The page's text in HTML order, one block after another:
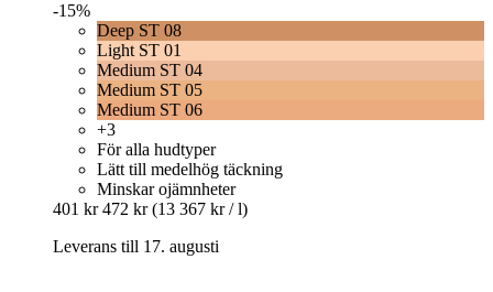
-15%
Deep ST 08
Light ST 01
Medium ST 04
Medium ST 05
Medium ST 06
+3
För alla hudtyper
Lätt till medelhög täckning
Minskar ojämnheter
401 kr 472 kr (13 367 kr / l)
Leverans till 17. augusti